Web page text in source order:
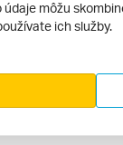
môžu
ich služby.